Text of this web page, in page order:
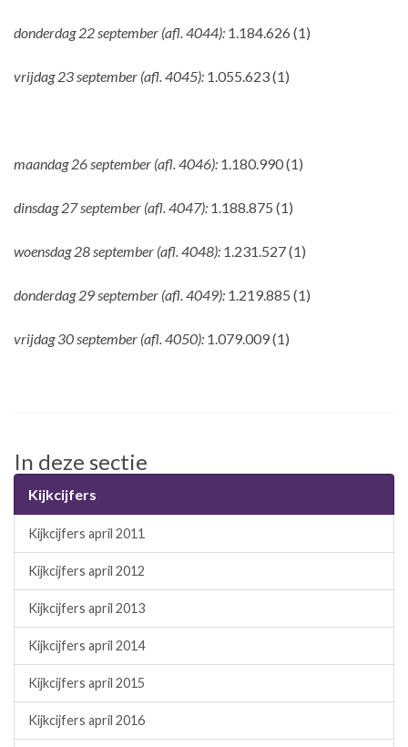
donderdag 22 september (afl. 4044): 1.184.626 (1)
vrijdag 23 september (afl. 4045): 1.055.623 (1)
maandag 26 september (afl. 4046): 1.180.990 (1)
dinsdag 27 september (afl. 4047): 1.188.875 (1)
woensdag 28 september (afl. 4048): 1.231.527 (1)
donderdag 29 september (afl. 4049): 1.219.885 (1)
vrijdag 30 september (afl. 4050): 1.079.009 (1)
In deze sectie
Kijkcijfers
Kijkcijfers april 2011
Kijkcijfers april 2012
Kijkcijfers april 2013
Kijkcijfers april 2014
Kijkcijfers april 2015
Kijkcijfers april 2016